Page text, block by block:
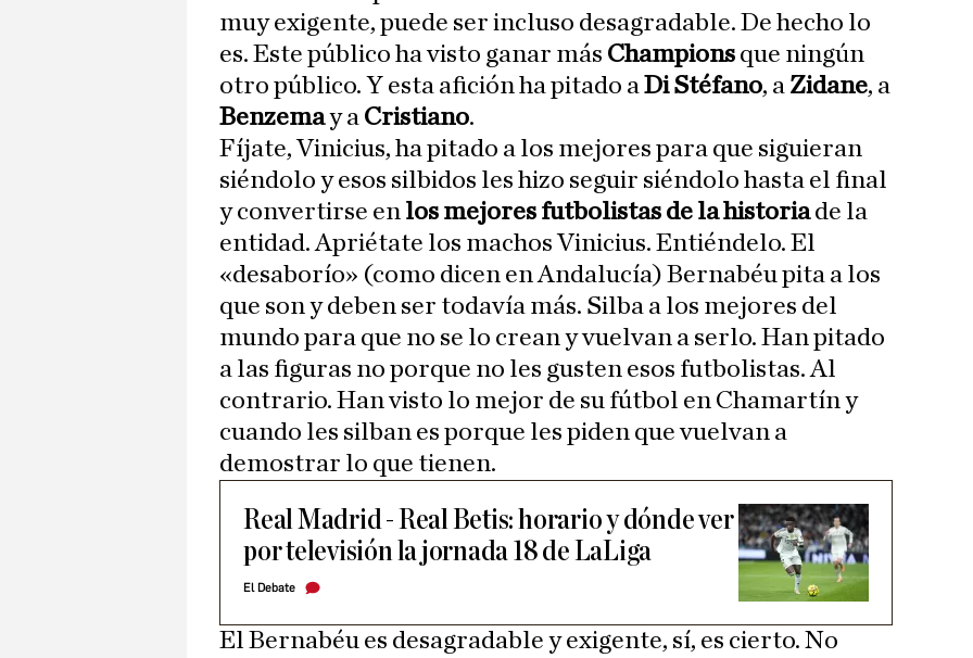
muy exigente, puede ser incluso desagradable. De hecho lo
es. Este público ha visto ganar más Champions que ningún
otro público. Y esta afición ha pitado aDi Stéfano, a Zidane, a
Benzemay a Cristiano.
Fíjate, Vinicius, ha pitado a los mejores para que siguieran
siéndolo y esos silbidos les hizo seguir siéndolo hasta el final
y convertirse en los mejores futbolistas de la historiade la
entidad. Apriétate los machos Vinicius. Entiéndelo. El
«desaborío» (como dicen en Andalucía) Bernabéu pita a los
que son y deben ser todavía más. Silba a los mejores del
mundo para que no se lo crean y vuelvan a serlo. Han pitado
a las figuras no porque no les gusten esos futbolistas. Al
contrario. Han visto lo mejor de su fútbol en Chamartín y
cuando les silban es porque les piden que vuelvan a
demostrar lo que tienen.
Real Madrid - Real Betis: horario y dónde ver
por televisión la jornada 18 de LaLiga
El Debate
El Bernabéu es desagradable y exigente, sí, es cierto. No